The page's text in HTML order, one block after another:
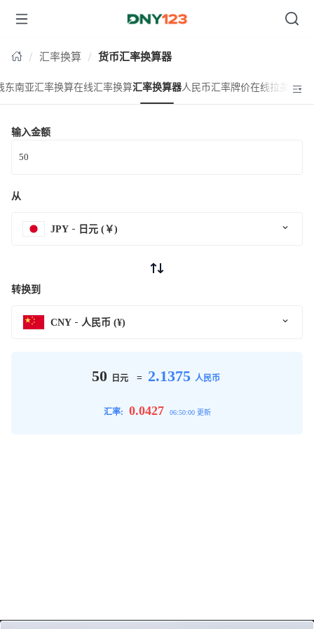
台湾
汇率换算 货币汇率换算器
东南亚汇率换算在线汇率换算汇率换算器人民币汇率牌价在线拉美汇率
输入金额
从
JPY 日元 (￥)
转换到
CNY 人民币 (¥)
50 日元 = 2.1375 人民币
汇率: 0.0427 06:50:00 更新